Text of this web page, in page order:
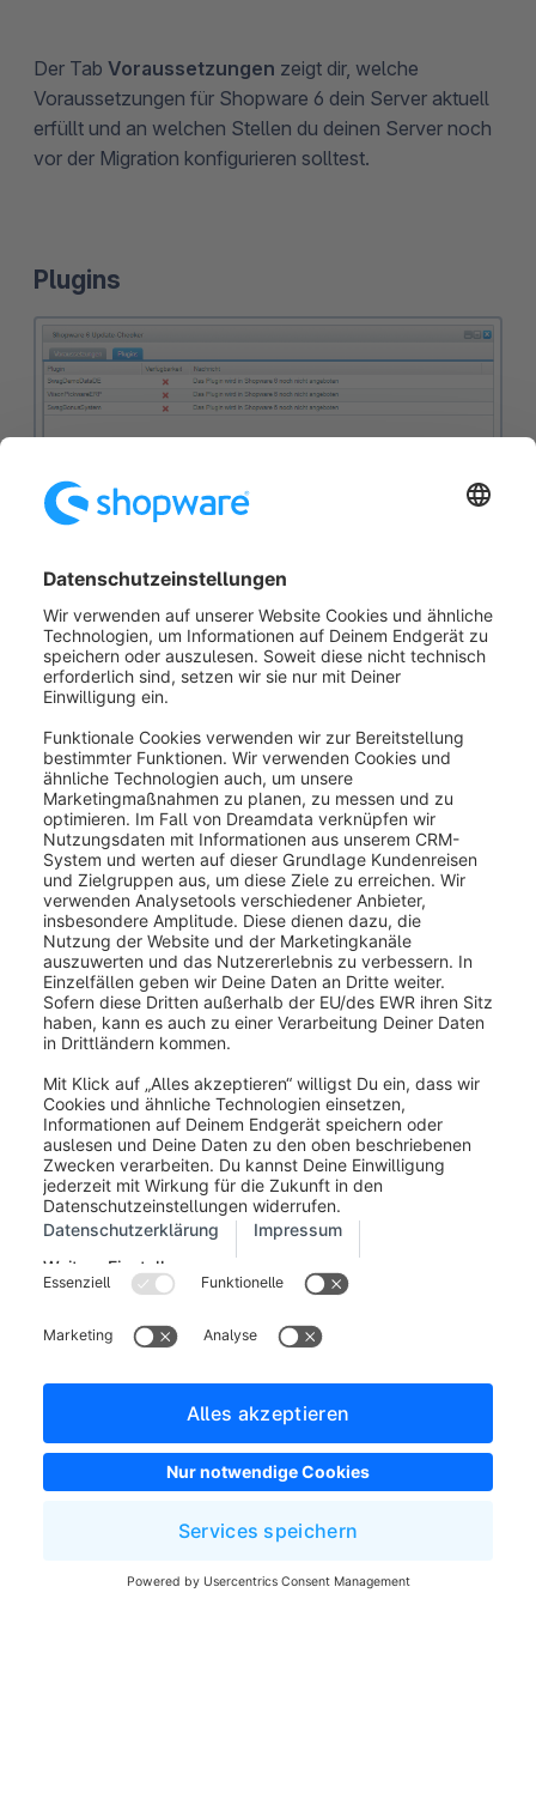
Der Tab Voraussetzungen zeigt dir, welche
Voraussetzungen für Shopware 6 dein Server aktuell
erfüllt und an welchen Stellen du deinen Server noch
vor der Migration konfigurieren solltest.
Plugins
Im TabPlugins wird dir angezeigt, ob deine
installierten Plugins auch für Shopware 6 verfügbar
sind und die Konfigurationen übernommen werden
können.
War dieser Artikel hilfreich?
Allgemeine Geschäftsbedingungen
Entwickler Newsletter
Shopware Webseite
Cookie-Einstellungen